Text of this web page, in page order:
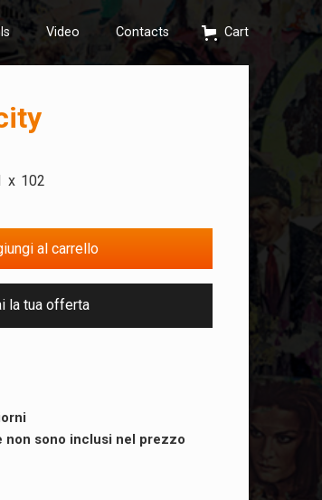
Video Contacts Cart
x 102
la tua offerta
non sono inclusi nel prezzo